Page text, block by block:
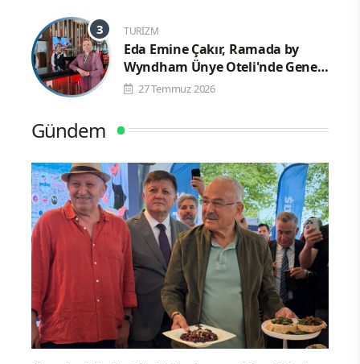
TURIZM
Eda Emine Çakır, Ramada by
Wyndham Ünye Oteli'nde Genel
Müdür Olarak Göreve Başladı
27 Temmuz 2026
Gündem